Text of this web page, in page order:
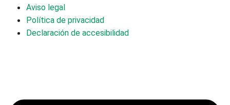
Aviso legal
Política de privacidad
Declaración de accesibilidad